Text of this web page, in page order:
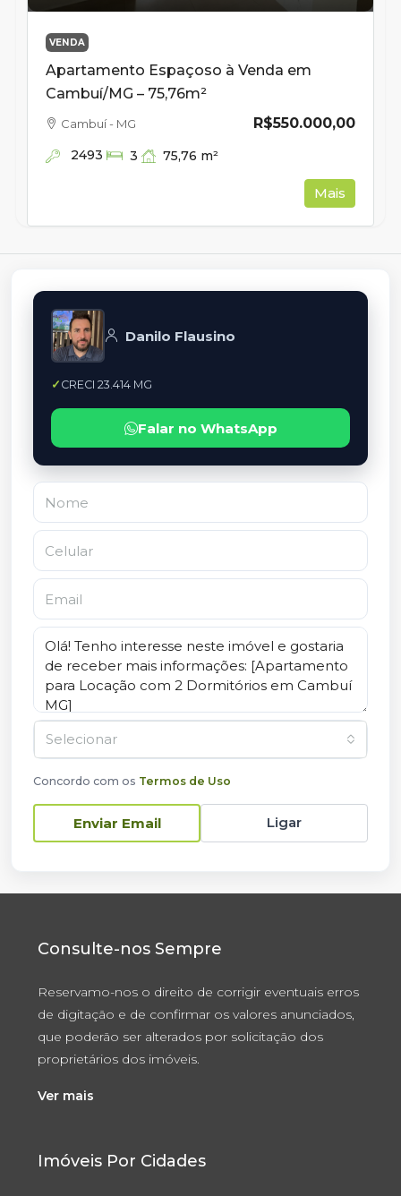
VENDA
Apartamento Espaçoso à Venda em
Cambuí/MG – 75,76m²
R$550.000,00
Cambuí - MG
2493 3 75,76 m²
Mais
Danilo Flausino
CRECI 23.414 MG
Falar no WhatsApp
Selecionar
Concordo com os Termos de Uso
Enviar Email Ligar
Consulte-nos Sempre
Reservamo-nos o direito de corrigir eventuais erros
de digitação e de confirmar os valores anunciados,
que poderão ser alterados por solicitação dos
proprietários dos imóveis.
Ver mais
Imóveis Por Cidades